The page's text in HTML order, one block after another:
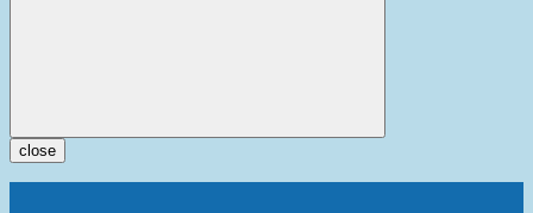
close